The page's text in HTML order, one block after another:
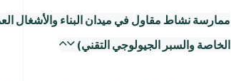
الخاصة والسبر الجيولوجي التقني)